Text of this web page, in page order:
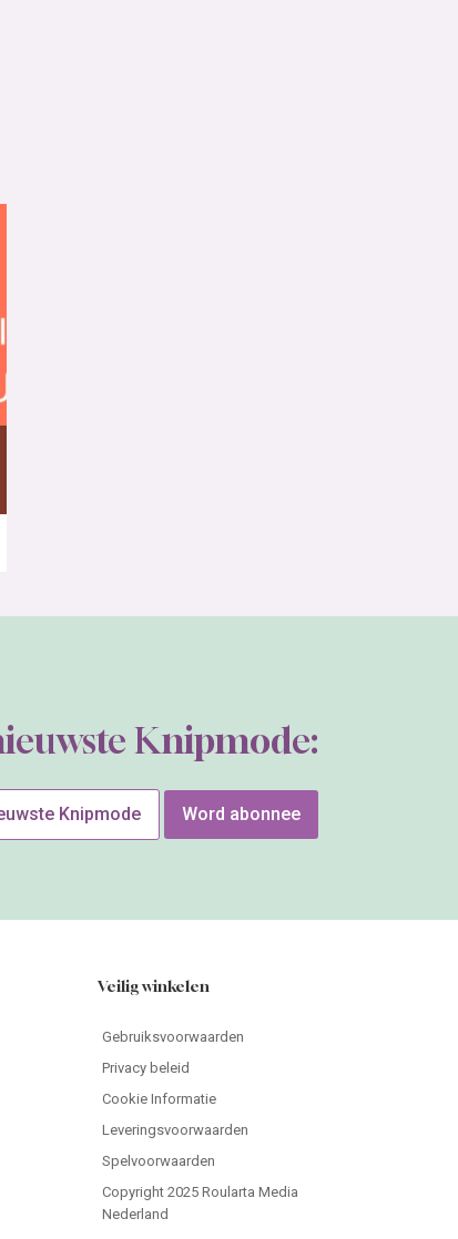
Knipmode:
Knipmode Word abonnee
Veilig winkelen
Gebruiksvoorwaarden
Privacy beleid
Cookie Informatie
Leveringsvoorwaarden
Spelvoorwaarden
Copyright 2025 Roularta Media
Nederland